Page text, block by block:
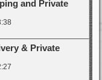
and Private
& Private